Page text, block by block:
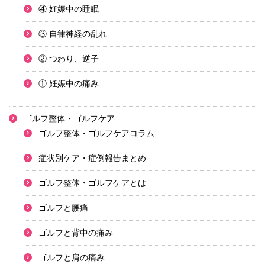
④ 妊娠中の睡眠
③ 自律神経の乱れ
② つわり、逆子
① 妊娠中の痛み
ゴルフ整体・ゴルフケア
ゴルフ整体・ゴルフケアコラム
症状別ケア・症例報告まとめ
ゴルフ整体・ゴルフケアとは
ゴルフと腰痛
ゴルフと背中の痛み
ゴルフと肩の痛み